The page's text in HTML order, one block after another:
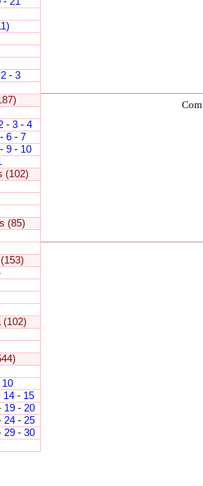
2 - 3
- 3 - 4
- 6 - 7
- 9 - 10
(102)
(85)
(102)
10
14 - 15
19 - 20
24 - 25
29 - 30